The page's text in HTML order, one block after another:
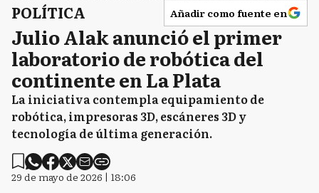
POLÍTICA Añadir como fuente en
Julio Alak anunció el primer
laboratorio de robótica del
continente en La Plata
La iniciativa contempla equipamiento de
robótica, impresoras 3D, escáneres 3D y
tecnología de última generación.
29 de mayo de 2026 | 18:06